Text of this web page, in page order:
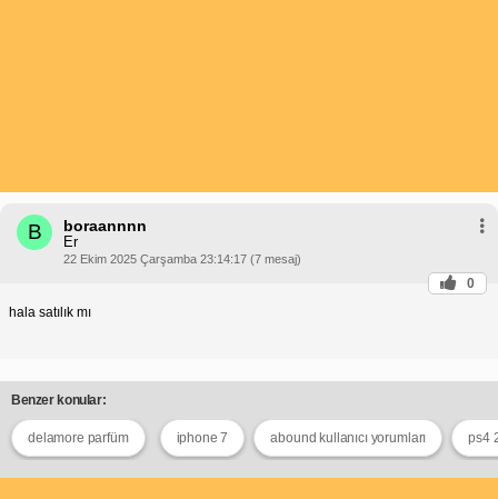
B boraannnn
Er
22 Ekim 2025 Çarşamba 23:14:17 (7 mesaj)
0
hala satılık mı
Benzer konular:
delamore parfüm iphone 7 abound kullanıcı yorumları ps4